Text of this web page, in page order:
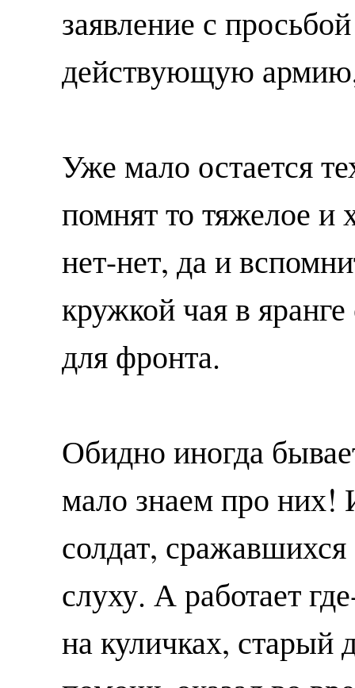
заявление с
действующую
Уже мало остается
помнят то тяжелое и
нет-нет, да и
кружкой чая в
для фронта.
Обидно иногда
мало знаем про них!
солдат, сражавшихся
слуху. А работает
на куличках, старый